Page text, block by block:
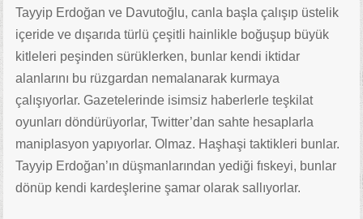
Tayyip Erdoğan ve Davutoğlu, canla başla çalışıp üstelik
içeride ve dışarıda türlü çeşitli hainlikle boğuşup büyük
kitleleri peşinden sürüklerken, bunlar kendi iktidar
alanlarını bu rüzgardan nemalanarak kurmaya
çalışıyorlar. Gazetelerinde isimsiz haberlerle teşkilat
oyunları döndürüyorlar, Twitter’dan sahte hesaplarla
maniplasyon yapıyorlar. Olmaz. Haşhaşi taktikleri bunlar.
Tayyip Erdoğan’ın düşmanlarından yediği fıskeyi, bunlar
dönüp kendi kardeşlerine şamar olarak sallıyorlar.